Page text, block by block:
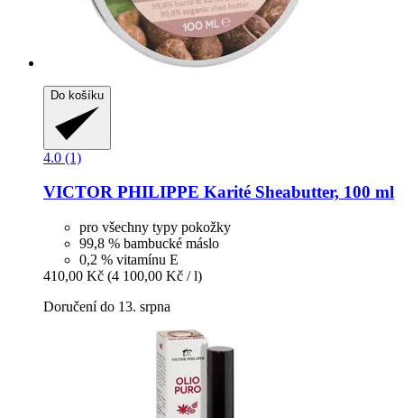
Do košíku
4.0 (1)
VICTOR PHILIPPE Karité Sheabutter, 100 ml
pro všechny typy pokožky
99,8 % bambucké máslo
0,2 % vitamínu E
410,00 Kč (4 100,00 Kč / l)
Doručení do 13. srpna